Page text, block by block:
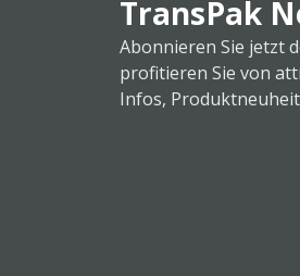
TransPak
Abonnieren Sie jetzt
profitieren Sie von
Infos,